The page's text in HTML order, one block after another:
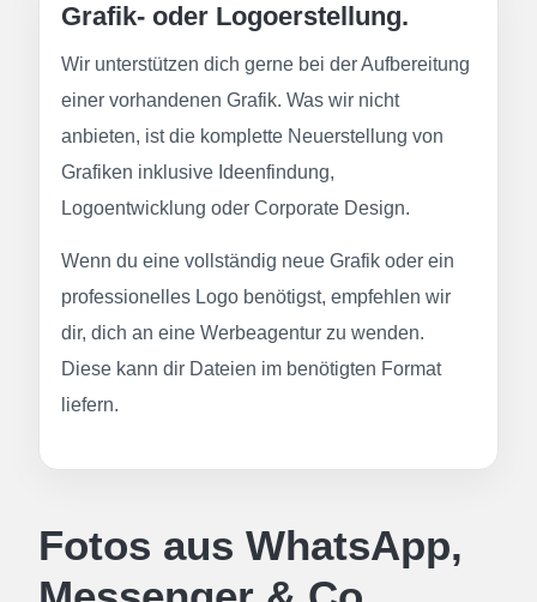
Grafik- oder Logoerstellung.
Wir unterstützen dich gerne bei der Aufbereitung
einer vorhandenen Grafik. Was wir nicht
anbieten, ist die komplette Neuerstellung von
Grafiken inklusive Ideenfindung,
Logoentwicklung oder Corporate Design.
Wenn du eine vollständig neue Grafik oder ein
professionelles Logo benötigst, empfehlen wir
dir, dich an eine Werbeagentur zu wenden.
Diese kann dir Dateien im benötigten Format
liefern.
Fotos aus WhatsApp,